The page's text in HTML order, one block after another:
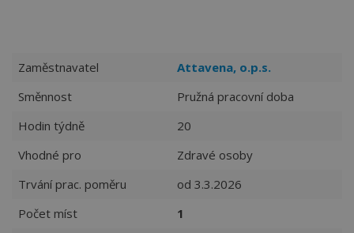
Zaměstnavatel
Attavena, o.p.s.
Směnnost
Pružná pracovní doba
Hodin týdně
20
Vhodné pro
Zdravé osoby
Trvání prac. poměru
od 3.3.2026
Počet míst
1